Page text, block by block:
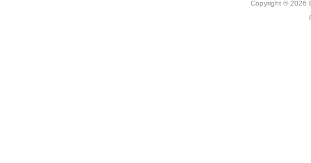
Copyright © 2026